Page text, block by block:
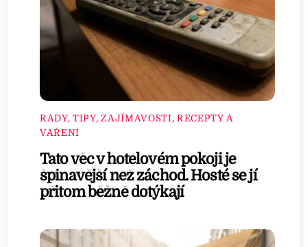
RADY, TIPY, ZAJÍMAVOSTI, RECEPTY A
VAŘENÍ
Tato věc v hotelovém pokoji je
špinavější než záchod. Hosté se jí
přitom běžně dotýkají